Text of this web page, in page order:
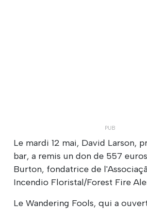
Le mardi 12 mai, David Larson,
bar, a remis un don de 557
Burton, fondatrice de
Incendio Floristal/Forest Fire
Le Wandering Fools, qui a